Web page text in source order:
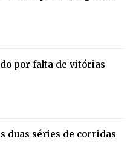
por falta de vitórias
duas séries de corridas